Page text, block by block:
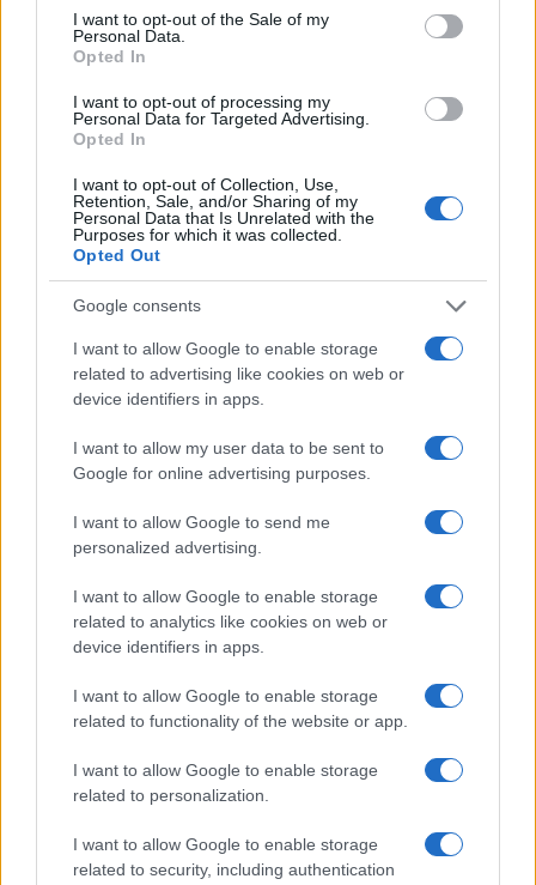
I want to opt-out of the Sale of my
Personal Data.
Opted In
I want to opt-out of processing my
Personal Data for Targeted Advertising.
Opted In
I want to opt-out of Collection, Use,
Retention, Sale, and/or Sharing of my
Personal Data that Is Unrelated with the
Purposes for which it was collected.
Opted Out
Google consents
I want to allow Google to enable storage
related to advertising like cookies on web or
device identifiers in apps.
I want to allow my user data to be sent to
Google for online advertising purposes.
I want to allow Google to send me
personalized advertising.
I want to allow Google to enable storage
related to analytics like cookies on web or
device identifiers in apps.
I want to allow Google to enable storage
related to functionality of the website or app.
I want to allow Google to enable storage
related to personalization.
I want to allow Google to enable storage
related to security, including authentication
illegale a Phoenix già nel 1953. Si batté per
l’uguaglianza razziale all’interno dell’Arizona
della branca locale del NAACP (National
Association for the advancement of colored
people). Peccato che la controparte Democratica
non potesse dimostrare con altrettanta
trasparenza la propria avversione all’universo
razzista.
Contrario ad ogni forma di segregazione, allo
stesso tempo Goldwater credeva in un processo
di desegregazione volontario, locale e non forzato
dal governo federale, come affermò in campagna
elettorale a Chicago:
“No law can make one person like another if it
doesn’t want to. Government can do little more than
offer moral leadership and persuasion. The ultimate
solution lies in the hearts of men”.
Scontata è dunque la sua opposizione per i